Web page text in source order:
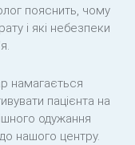
пояснить, чому
і які небезпеки
намагається
пацієнта на
одужання
нашого центру.